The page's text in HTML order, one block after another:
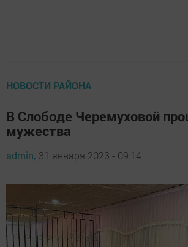
НОВОСТИ РАЙОНА
В Слободе Черемуховой
мужества
admin, 31 января 2023 - 09:14